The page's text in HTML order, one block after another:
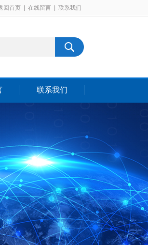
回首页 在线留言 联系我们
联系我们